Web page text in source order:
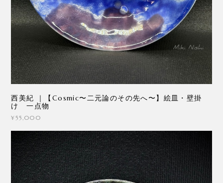
西美紀 ｜【Cosmic〜二元論のその先へ〜】絵皿・壁掛
け 一点物
¥55,000